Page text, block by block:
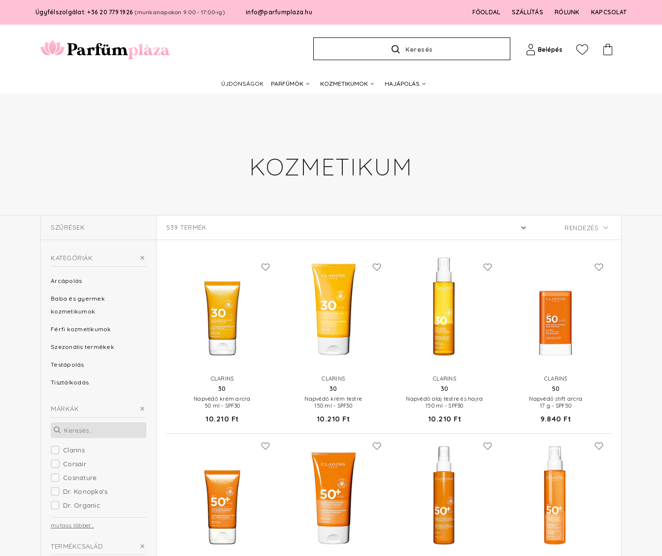
Ügyfélszolgálat: +36 20 779 1926 (munkanapokon 9:00 - 17:00-ig) info@parfumplaza.hu FŐOLDAL SZÁLLÍTÁS RÓLUNK KAPCSOLAT
Keresés Belépés
ÚJDONSÁGOK PARFÜMÖK KOZMETIKUMOK HAJÁPOLÁS
KOZMETIKUM
SZŰRÉSEK
KATEGÓRIÁK
Arcápolás
Baba és gyermek
kozmetikumok
Férfi kozmetikumok
Szezonális termékek
Testápolás
Tisztálkodás
MÁRKÁK
Clarins
Corsair
Cosnature
Dr. Konopka's
Dr. Organic
mutass többet...
TERMÉKCSALÁD
539 TERMÉK
CLARINS
30
Napvédő krém arcra
50 ml - SPF30
10.210 Ft
CLARINS
30
Napvédő krém testre
150 ml - SPF30
10.210 Ft
CLARINS
30
Napvédő olaj testre és hajra
150 ml - SPF30
10.210 Ft
CLARINS
50
Napvédő stift arcra
17 g - SPF50
9.840 Ft